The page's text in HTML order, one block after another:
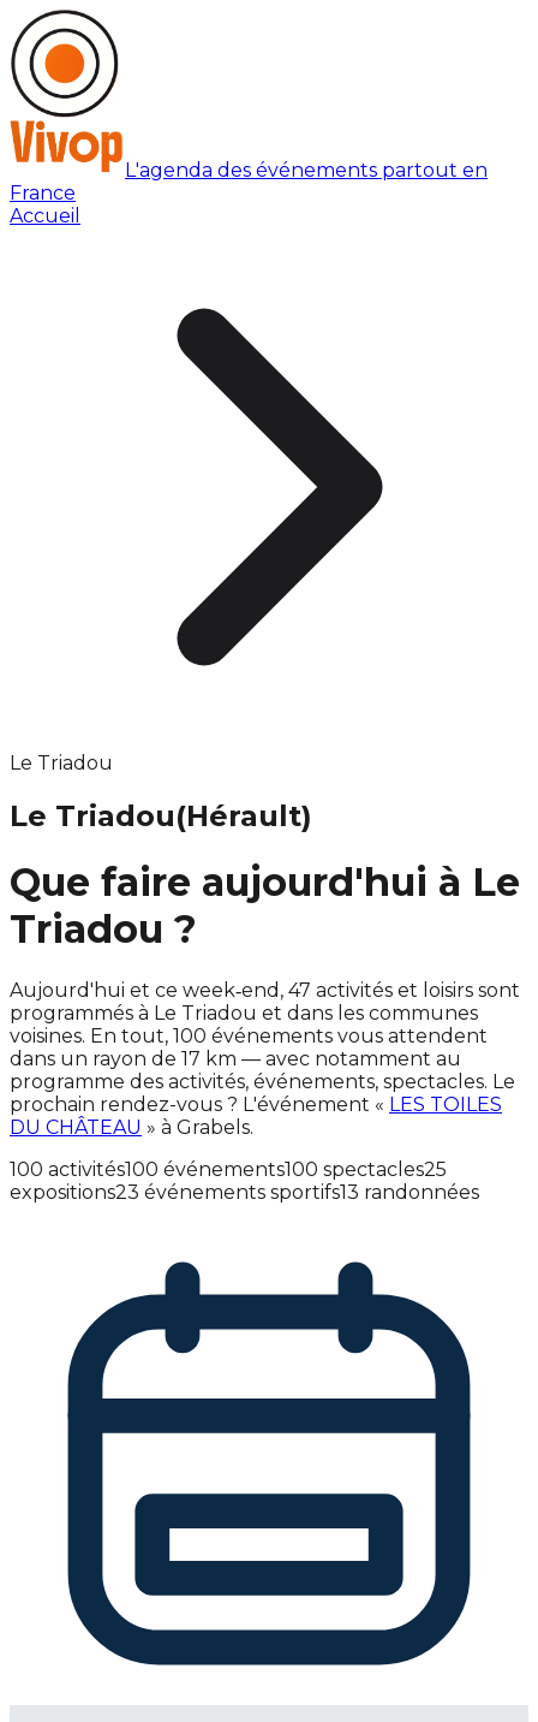
L'agenda des événements partout en
France
Accueil
Le Triadou
Le Triadou(Hérault)
Que faire aujourd'hui à Le
Triadou ?
Aujourd'hui et ce week‑end, 47 activités et loisirs sont
programmés à Le Triadou et dans les communes
voisines. En tout, 100 événements vous attendent
dans un rayon de 17 km — avec notamment au
programme des activités, événements, spectacles. Le
prochain rendez-vous ? L'événement « LES TOILES
DU CHÂTEAU » à Grabels.
100 activités100 événements100 spectacles25
expositions23 événements sportifs13 randonnées